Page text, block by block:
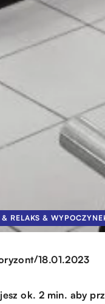
RELAKS &
/18.01.2023
ok. 2 min. aby